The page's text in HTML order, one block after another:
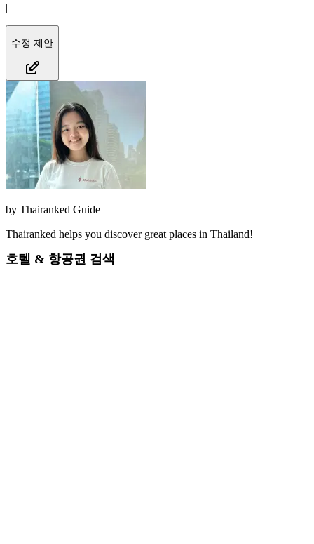
|
수정 제안
by Thairanked Guide
Thairanked helps you discover great places in Thailand!
호텔 & 항공권 검색